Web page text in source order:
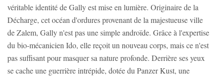
véritable identité de Gally est mise en lumière. Originaire de la
Décharge, cet océan d'ordures provenant de la majestueuse ville
de Zalem, Gally n'est pas une simple androïde. Grâce à l'expertise
du bio-mécanicien Ido, elle reçoit un nouveau corps, mais ce n'est
pas suffisant pour masquer sa nature profonde. Derrière ses yeux
se cache une guerrière intrépide, dotée du Panzer Kust, une